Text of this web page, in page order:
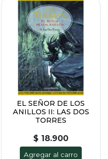
EL SEÑOR DE LOS
ANILLOS II: LAS DOS
TORRES
$ 18.900
Agregar al carro